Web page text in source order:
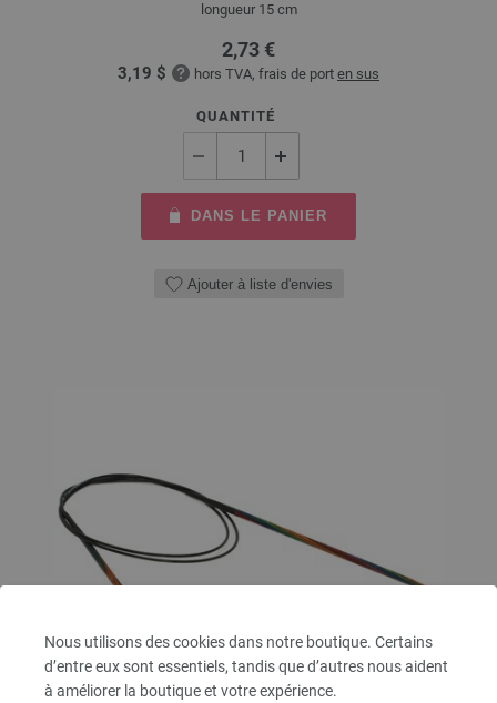
Nous utilisons des cookies dans notre boutique. Certains
d’entre eux sont essentiels, tandis que d’autres nous aident
à améliorer la boutique et votre expérience.
longueur 15 cm
2,73 €
3,19 $ hors TVA, frais de port en sus
QUANTITÉ
DANS LE PANIER
Ajouter à liste d'envies